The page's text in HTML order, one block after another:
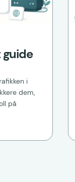
i
dem,
på